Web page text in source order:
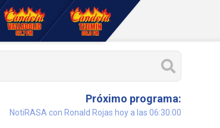
Próximo programa:
NotiRASA con Ronald Rojas hoy a las 06:30:00